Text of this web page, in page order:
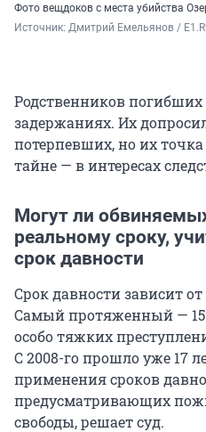
Фото вещдоков с места убийства
Источник: Дмитрий Емельянов /
Родственников
задержаниях. Их
потерпевших, но их точка
тайне — в интересах
Могут ли
реальному сроку,
срок давности
Срок давности зависит
Самый протяженный —
особо тяжких
С 2008-го прошло уже 17
применения сроков
предусматривающих
свободы, решает суд.